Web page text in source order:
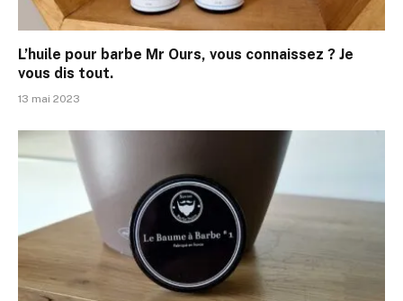
L’huile pour barbe Mr Ours, vous connaissez ? Je
vous dis tout.
13 mai 2023